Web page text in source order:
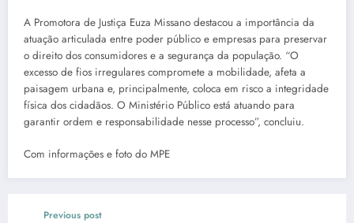
A Promotora de Justiça Euza Missano destacou a importância da
atuação articulada entre poder público e empresas para preservar
o direito dos consumidores e a segurança da população. “O
excesso de fios irregulares compromete a mobilidade, afeta a
paisagem urbana e, principalmente, coloca em risco a integridade
física dos cidadãos. O Ministério Público está atuando para
garantir ordem e responsabilidade nesse processo”, concluiu.
Com informações e foto do MPE
Previous post